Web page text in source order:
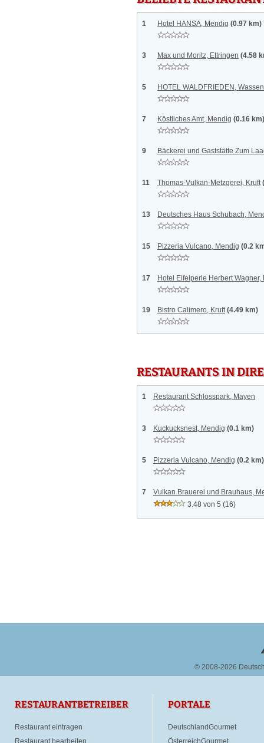
1 Hotel HANSA, Mendig (0.97 km)
3 Max und Moritz, Ettringen (4.58
5 HOTEL WALDFRIEDEN,
7 Köstliches Amt, Mendig (0.16 km)
9 Bäckerei und Gaststätte Zum
11 Thomas-Vulkan-Metzgerei, Kruft
13 Deutsches Haus Schubach,
15 Pizzeria Vulcano, Mendig (0.2
17 Hotel Eifelperle Herbert Wagner,
19 Bistro Calimero, Kruft (4.49 km)
RESTAURANTS IN
1 Restaurant Schlosspark, Mayen
3 Kuckucksnest, Mendig (0.1 km)
5 Pizzeria Vulcano, Mendig (0.2 km)
7
Vulkan Brauerei und Brauhaus,
3.48 von 5 (16)
© 2008-2026
RESTAURANTBETREIBER
Restaurant eintragen
Restaurant bearbeiten
PORTALE
DeutschlandGourmet
ÖsterreichGourmet